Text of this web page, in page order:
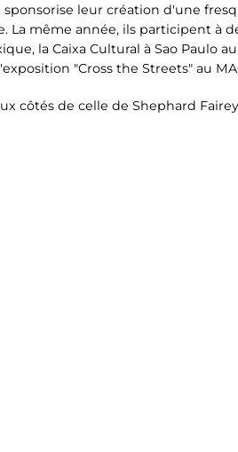
leur création d'une
La même année, ils participent à
la Caixa Cultural à Sao Paulo
"Cross the Streets" au
côtés de celle de Shephard